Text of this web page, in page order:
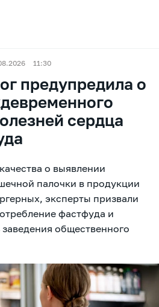
11:30
предупредила о
сердца
о выявлении
палочки в продукции
эксперты призвали
фастфуда и
общественного